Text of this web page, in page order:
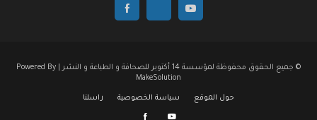
© جميع الحقوق محفوظة لمؤسسة 14 أكتوبر للصحافة و الطباعة و النشر | Powered By
MakeSolution
حول الموقع سياسة الخصوصية راسلنا